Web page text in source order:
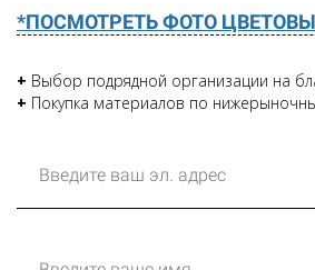
*ПОСМОТРЕТЬ ФОТО
+ Выбор подрядной организации на
+ Покупка материалов по